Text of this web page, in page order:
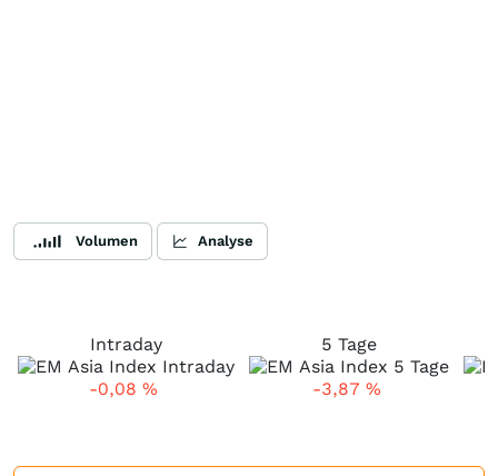
Volumen Analyse
Intraday
-0,08 %
5 Tage
-3,87 %